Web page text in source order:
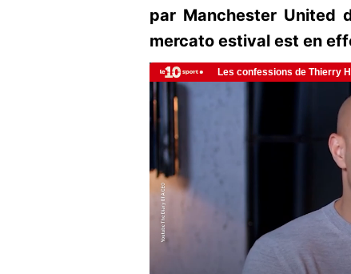
par Manchester United
mercato estival est en